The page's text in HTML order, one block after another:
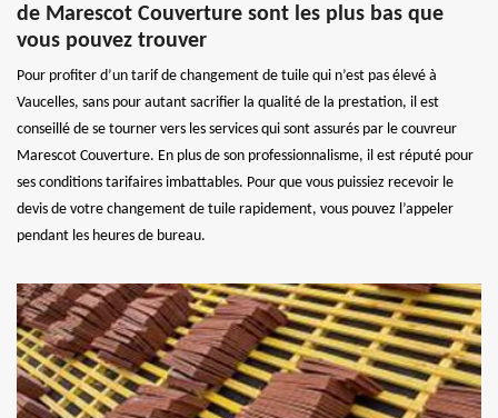
de Marescot Couverture sont les plus bas que
vous pouvez trouver
Pour profiter d’un tarif de changement de tuile qui n’est pas élevé à
Vaucelles, sans pour autant sacrifier la qualité de la prestation, il est
conseillé de se tourner vers les services qui sont assurés par le couvreur
Marescot Couverture. En plus de son professionnalisme, il est réputé pour
ses conditions tarifaires imbattables. Pour que vous puissiez recevoir le
devis de votre changement de tuile rapidement, vous pouvez l’appeler
pendant les heures de bureau.